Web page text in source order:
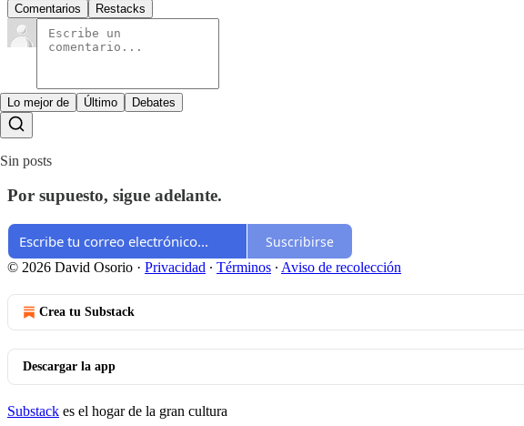
Comentarios Restacks
Lo mejor de Último Debates
Sin posts
Por supuesto, sigue adelante.
Suscribirse
© 2026 David Osorio · Privacidad ∙ Términos ∙ Aviso de recolección
Crea tu Substack
Descargar la app
Substack es el hogar de la gran cultura